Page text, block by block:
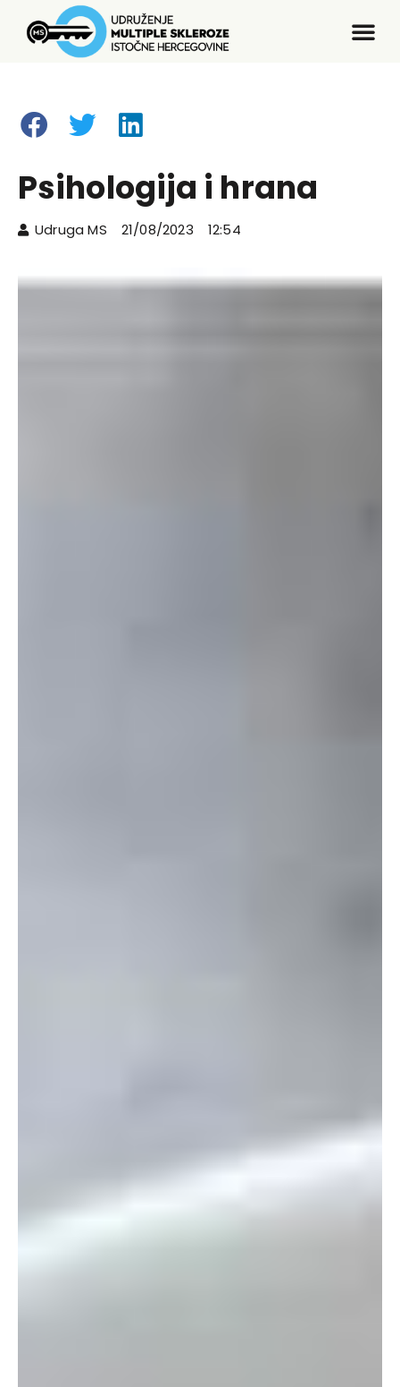
Psihologija i hrana
Udruga MS 21/08/2023 12:54